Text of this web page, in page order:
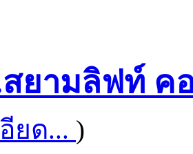
ยามลิฟท์ ค
ยด... )